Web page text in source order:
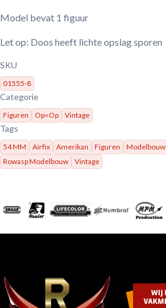
Model bevat 1 figuur
Let op: Doos heeft lichte opslag sporen
SKU
01555-8
Categorie
Figuren Op=Op Vintage
Tags
54 MM Airfix Amerikan Figuren Modelbouw
Rowasp Modelbouw
Vintage